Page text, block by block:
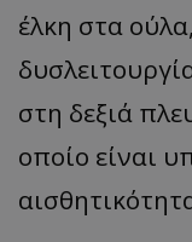
έλκη στα
στη δεξιά
οποίο είναι